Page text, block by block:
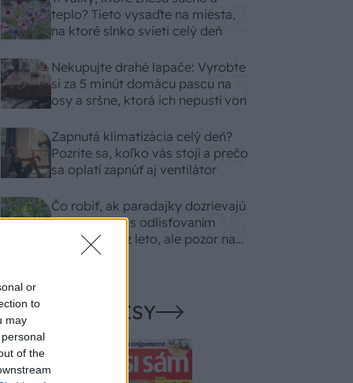
or
to
may
of the
teplo? Tieto vysaďte na miesta,
na ktoré slnko svieti celý deň
Nekupujte drahé lapače: Vyrobte
si za 5 minút domácu pascu na
osy a sršne, ktorá ich nepustí von
Zapnutá klimatizácia celý deň?
Pozrite sa, koľko vás stojí a prečo
sa oplatí zapnúť aj ventilátor
Čo robiť, ak paradajky dozrievajú
pomaly? Trik s odlisťovaním
funguje aj cez leto, ale pozor na
chyby
NAŠE ČASOPISY